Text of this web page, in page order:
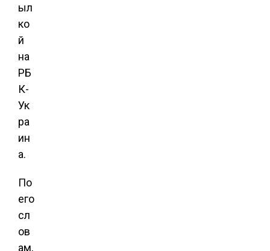
ыл
ко
й
на
РБ
К-
Ук
ра
ин
а.
По
его
сл
ов
ам,